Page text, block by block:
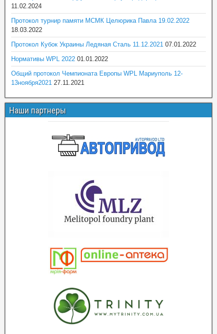
11.02.2024
Протокол турнир памяти МСМК Целюрика Павла 19.02.2022
18.03.2022
Протокол Кубок Украины Ледяная Сталь 11.12.2021 07.01.2022
Нормативы WPL 2022 01.01.2022
Общий протокол Чемпионата Европы WPL Мариуполь 12-
13ноября2021 27.11.2021
Наши партнеры